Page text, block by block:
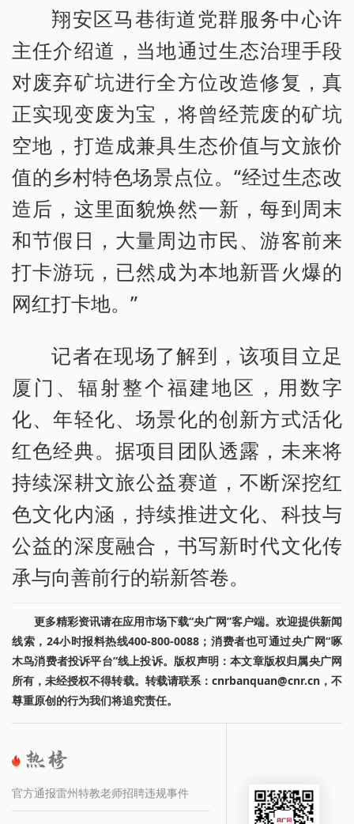
翔安区马巷街道党群服务中心许
主任介绍道，当地通过生态治理手段
对废弃矿坑进行全方位改造修复，真
正实现变废为宝，将曾经荒废的矿坑
空地，打造成兼具生态价值与文旅价
值的乡村特色场景点位。“经过生态改
造后，这里面貌焕然一新，每到周末
和节假日，大量周边市民、游客前来
打卡游玩，已然成为本地新晋火爆的
网红打卡地。”
记者在现场了解到，该项目立足
厦门、辐射整个福建地区，用数字
化、年轻化、场景化的创新方式活化
红色经典。据项目团队透露，未来将
持续深耕文旅公益赛道，不断深挖红
色文化内涵，持续推进文化、科技与
公益的深度融合，书写新时代文化传
承与向善前行的崭新答卷。
更多精彩资讯请在应用市场下载“央广网”客户端。欢迎提供新闻
线索，24小时报料热线400-800-0088；消费者也可通过央广网“啄
木鸟消费者投诉平台”线上投诉。版权声明：本文章版权归属央广网
所有，未经授权不得转载。转载请联系：cnrbanquan@cnr.cn，不
尊重原创的行为我们将追究责任。
官方通报雷州特教老师招聘违规事件